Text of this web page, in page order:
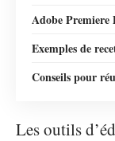
Adobe Premiere
Exemples de
Conseils pour
Les outils